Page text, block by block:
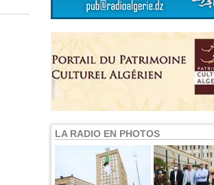
LA RADIO EN PHOTOS